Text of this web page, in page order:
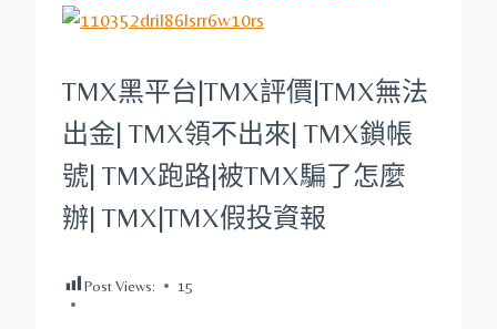
TMX黑平台|TMX評價|TMX無法
出金| TMX領不出來| TMX鎖帳
號| TMX跑路|被TMX騙了怎麼
辦| TMX|TMX假投資報
Post Views: 15